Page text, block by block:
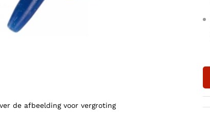
de afbeelding voor vergroting